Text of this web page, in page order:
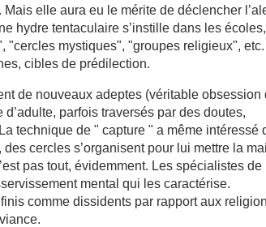
elle aura eu le mérite de déclencher
hydre tentaculaire s’instille dans les écoles,
"cercles mystiques", "groupes religieux", etc.
cibles de prédilection.
de nouveaux adeptes (véritable obsession
parfois traversés par des doutes,
technique de " capture " a même intéressé
cercles s’organisent pour lui mettre la
pas tout, évidemment. Les spécialistes de
mental qui les caractérise.
comme dissidents par rapport aux